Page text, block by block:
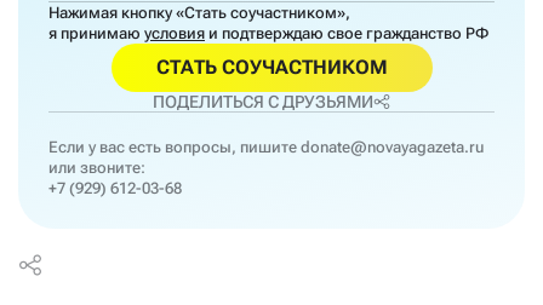
Нажимая кнопку «Стать соучастником»,
я принимаю условия и подтверждаю свое гражданство РФ
СТАТЬ СОУЧАСТНИКОМ
ПОДЕЛИТЬСЯ С ДРУЗЬЯМИ
Если у вас есть вопросы, пишите donate@novayagazeta.ru
или звоните:
+7 (929) 612-03-68